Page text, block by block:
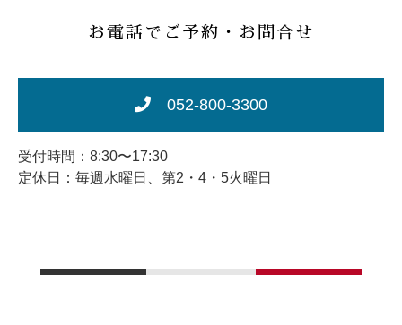
お電話でご予約・お問合せ
052-800-3300
受付時間：8:30〜17:30
定休日：毎週水曜日、第2・4・5火曜日